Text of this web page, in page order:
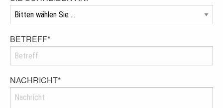
BETREFF*
NACHRICHT*